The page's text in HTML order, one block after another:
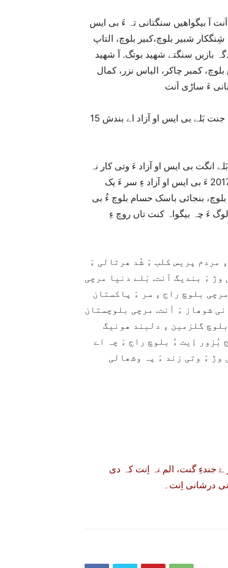
آ بیگواھیں سنگتانی تہ ءَ بی ایس
شبیر بلوچ،کبیر بلوچ، التاپ
بازیں سنگتے شھید بوتگ. آ شھید
کمبر چاکر، الیاس نزر، کمال
15 مارچ 2013 ءَ پاکستان چہ کلم ءُ کتاب ءِ تُرس ءَ بی ایس او آزاد ءِ سر ءَ بندش جنت بَلے بی ایس او آزاد اے بندش
انگت بی ایس او آزاد ءَ وتی کار نہ
داشتگ اَنت بلکن ءَ گیشتِر تُرند کُرتگ اَنت۔ گُڑا پاکستان یکبرے پد ءَ 15 نومبر 2017 ءَ بی ایس او آزاد ءِ سر ءَ یک
بنجائی باسک حسام بلوچ ءُ بی
ءَ چہ بیگواہ کنت تاں روچ ءِ
مردم پریس کلب ءَ شُد ھرتالی ءَ
وڑ ءَ بندیگ اَنت. بَلے دنیا مرچی
بلوچ راج ءِ سر ءَ پاکستان
شوھاز ءَ اَنت. مرچی بلوچستان
گلزمین ءِ دلبند ھونیگ
بُزور اِیت ءُ بلوچ راج ءَ چہ اے
وڑ ءَ وتی زند ءَ پہ وشھالی
ۓ جندءِ گنت، الم نہ اِنت کہ دی
درشانی اِنت۔